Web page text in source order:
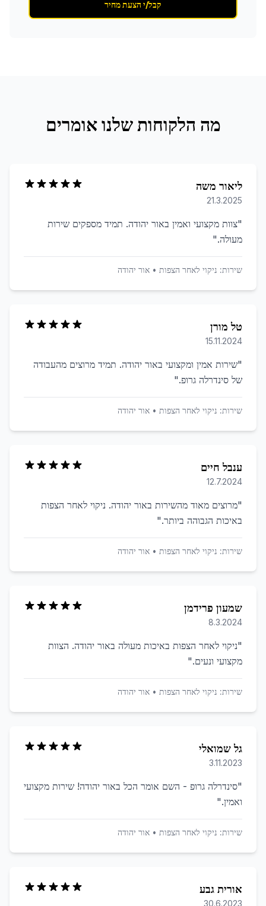
קבל/י הצעת מחיר
מה הלקוחות שלנו אומרים
ליאור משה
21.3.2025
"צוות מקצועי ואמין באור יהודה. תמיד מספקים שירות
מעולה."
שירות: ניקוי לאחר הצפות • אור יהודה
טל מורן
15.11.2024
"שירות אמין ומקצועי באור יהודה. תמיד מרוצים מהעבודה
של סינדרלה גרופ."
שירות: ניקוי לאחר הצפות • אור יהודה
ענבל חיים
12.7.2024
"מרוצים מאוד מהשירות באור יהודה. ניקוי לאחר הצפות
באיכות הגבוהה ביותר."
שירות: ניקוי לאחר הצפות • אור יהודה
שמעון פרידמן
8.3.2024
"ניקוי לאחר הצפות באיכות מעולה באור יהודה. הצוות
מקצועי ונעים."
שירות: ניקוי לאחר הצפות • אור יהודה
גל שמואלי
3.11.2023
"סינדרלה גרופ - השם אומר הכל באור יהודה! שירות מקצועי
ואמין."
שירות: ניקוי לאחר הצפות • אור יהודה
אורית גבע
30.6.2023